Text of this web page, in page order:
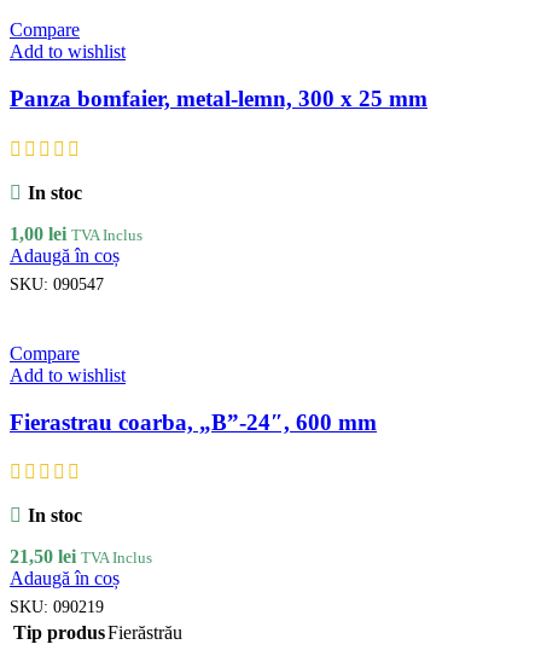
Compare
Add to wishlist
Panza bomfaier, metal-lemn, 300 x 25 mm
In stoc
1,00 lei TVA Inclus
Adaugă în coș
SKU: 090547
Compare
Add to wishlist
Fierastrau coarba, „B”-24″, 600 mm
In stoc
21,50 lei TVA Inclus
Adaugă în coș
SKU: 090219
Tip produsFierăstrău